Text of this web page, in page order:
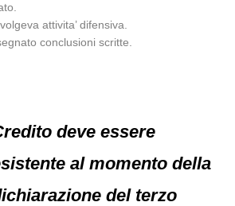
attivita’ difensiva.
conclusioni scritte.
deve essere
al momento della
del terzo